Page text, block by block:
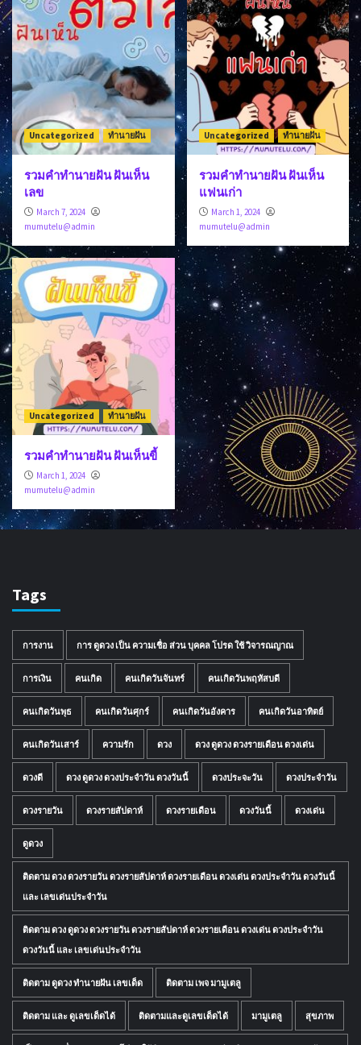
Uncategorized ทำนายฝัน
รวมคำทำนายฝัน ฝันเห็น
เลข
March 7, 2024
mumutelu@admin
Uncategorized ทำนายฝัน
รวมคำทำนายฝัน ฝันเห็น
แฟนเก่า
March 1, 2024
mumutelu@admin
Uncategorized ทำนายฝัน
รวมคำทำนายฝัน ฝันเห็นขี้
March 1, 2024
mumutelu@admin
Tags
การงาน การ ดูดวง เป็น ความเชื่อ ส่วน บุคคล โปรด ใช้ วิจารณญาณ
การเงิน คนเกิด คนเกิดวันจันทร์ คนเกิดวันพฤหัสบดี
คนเกิดวันพุธ คนเกิดวันศุกร์ คนเกิดวันอังคาร คนเกิดวันอาทิตย์
คนเกิดวันเสาร์ ความรัก ดวง ดวง ดูดวง ดวงรายเดือน ดวงเด่น
ดวงดี ดวง ดูดวง ดวงประจำวัน ดวงวันนี้ ดวงประจะวัน ดวงประจำวัน
ดวงรายวัน ดวงรายสัปดาห์ ดวงรายเดือน ดวงวันนี้ ดวงเด่น
ดูดวง
ติดตาม ดวง ดวงรายวัน ดวงรายสัปดาห์ ดวงรายเดือน ดวงเด่น ดวงประจำวัน ดวงวันนี้
และ เลขเด่นประจำวัน
ติดตาม ดวง ดูดวง ดวงรายวัน ดวงรายสัปดาห์ ดวงรายเดือน ดวงเด่น ดวงประจำวัน
ดวงวันนี้ และ เลขเด่นประจำวัน
ติดตาม ดูดวง ทำนายฝัน เลขเด็ด ติดตาม เพจ มามูเตลู
ติดตาม และ ดูเลขเด็ดได้ ติดตามและดูเลขเด็ดได้ มามูเตลู สุขภาพ